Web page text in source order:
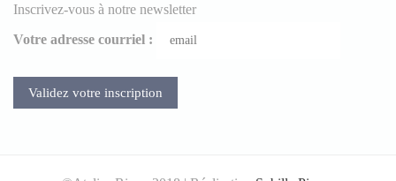
Inscrivez-vous à notre newsletter
Votre adresse courriel :